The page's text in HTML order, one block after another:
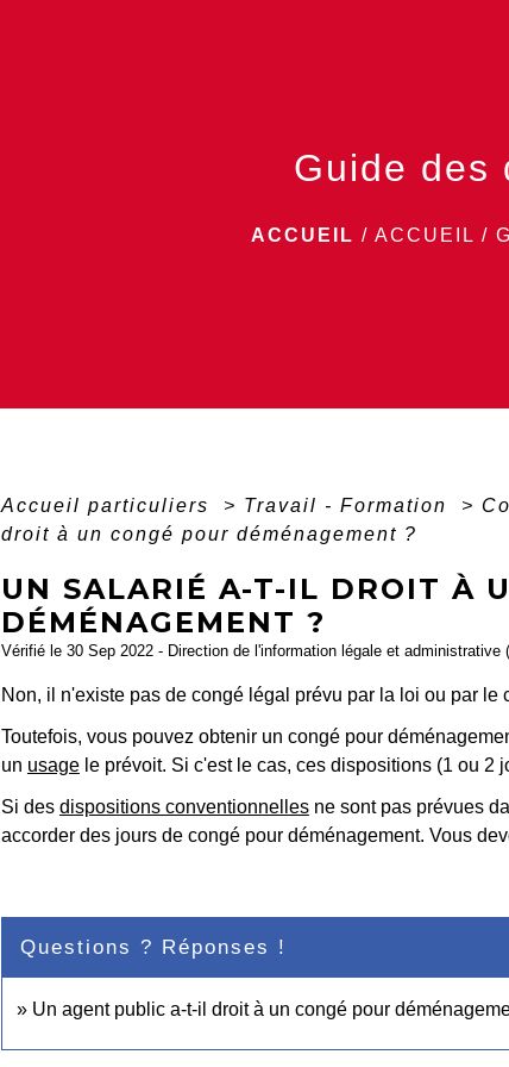
Guide des
ACCUEIL / ACCUEIL /
Accueil particuliers > Travail - Formation >
droit à un congé pour déménagement ?
UN SALARIÉ A-T-IL DROIT À
DÉMÉNAGEMENT ?
Vérifié le 30 Sep 2022 - Direction de l'information légale et administrative
Non, il n'existe pas de congé légal prévu par la loi ou par le
Toutefois, vous pouvez obtenir un congé pour
un usagele prévoit. Si c'est le cas, ces dispositions (1 ou 2
Si des dispositions conventionnellesne sont pas prévues
accorder des jours de congé pour déménagement. Vous
Questions ? Réponses !
Un agent public a-t-il droit à un congé pour